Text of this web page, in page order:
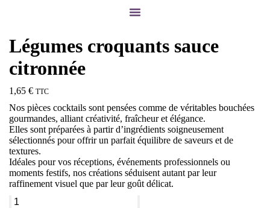
Légumes croquants sauce
citronnée
1,65 € TTC
Nos pièces cocktails sont pensées comme de véritables bouchées
gourmandes, alliant créativité, fraîcheur et élégance.
Elles sont préparées à partir d’ingrédients soigneusement
sélectionnés pour offrir un parfait équilibre de saveurs et de
textures.
Idéales pour vos réceptions, événements professionnels ou
moments festifs, nos créations séduisent autant par leur
raffinement visuel que par leur goût délicat.